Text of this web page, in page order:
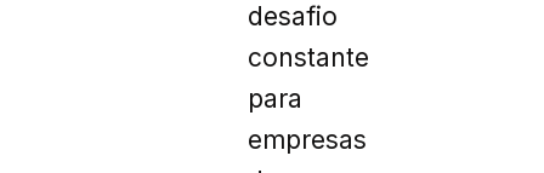
desafio
constante
para
empresas